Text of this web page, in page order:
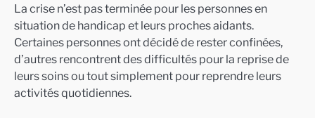
La crise n’est pas terminée pour les personnes en
situation de handicap et leurs proches aidants.
Certaines personnes ont décidé de rester confinées,
d’autres rencontrent des difficultés pour la reprise de
leurs soins ou tout simplement pour reprendre leurs
activités quotidiennes.